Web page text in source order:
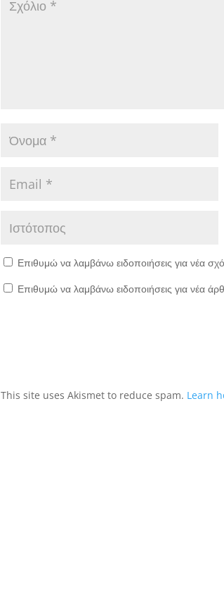
Επιθυμώ να λαμβάνω ειδοποιήσεις για νέα
Επιθυμώ να λαμβάνω ειδοποιήσεις για νέα
This site uses Akismet to reduce spam. Learn